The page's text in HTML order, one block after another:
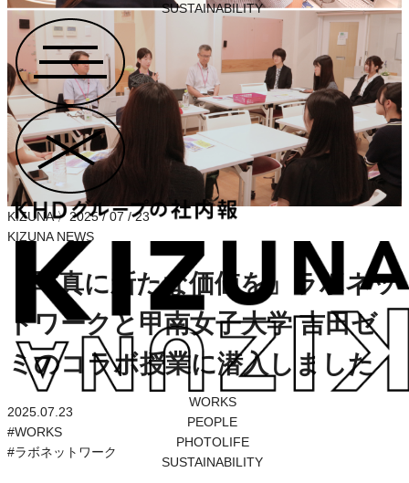
SUSTAINABILITY
WORKS
PEOPLE
PHOTOLIFE
SUSTAINABILITY
KIZUNA〉 2025 / 07 / 23
KIZUNA NEWS
「写真に新たな価値を」ラボネッ
トワークと甲南女子大学 吉田ゼ
ミのコラボ授業に潜入しました
2025.07.23
#WORKS
#ラボネットワーク